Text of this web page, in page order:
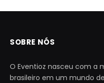
SOBRE NÓS
O Eventioz nasceu com a
brasileiro em um mundo